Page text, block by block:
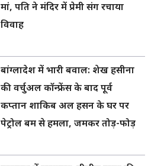
मां, पति ने मंदिर में प्रेमी संग रचाया
विवाह
बांग्लादेश में भारी बवाल: शेख हसीना
की वर्चुअल कॉन्फ्रेंस के बाद पूर्व
कप्तान शाकिब अल हसन के घर पर
पेट्रोल बम से हमला, जमकर तोड़-फोड़